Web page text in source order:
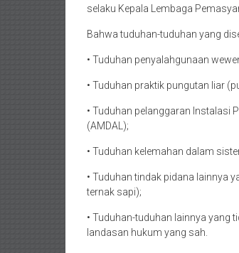
selaku Kepala Lembaga
Bahwa tuduhan-tuduhan yang
• Tuduhan penyalahgunaan
• Tuduhan praktik pungutan liar
• Tuduhan pelanggaran Instalasi
(AMDAL);
• Tuduhan kelemahan dalam
• Tuduhan tindak pidana lainnya
ternak sapi);
• Tuduhan-tuduhan lainnya yang
landasan hukum yang sah.